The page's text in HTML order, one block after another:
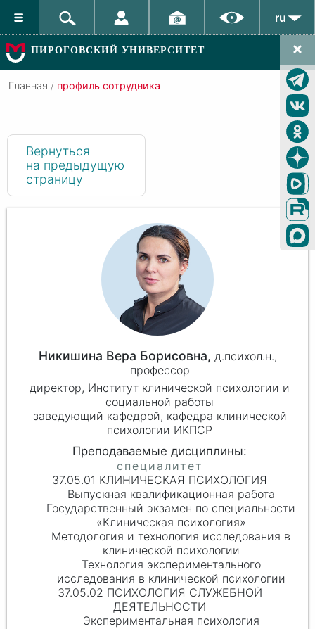
ru
ПИРОГОВСКИЙ УНИВЕРСИТЕТ
Главная / профиль сотрудника
Вернуться
на предыдущую
страницу
Никишина Вера Борисовна, д.психол.н.,
профессор
директор, Институт клинической психологии и
социальной работы
заведующий кафедрой, кафедра клинической
психологии ИКПСР
37.05.01 КЛИНИЧЕСКАЯ ПСИХОЛОГИЯ
Выпускная квалификационная работа
Государственный экзамен по специальности
«Клиническая психология»
Методология и технология исследования в
клинической психологии
Технология экспериментального
исследования в клинической психологии
37.05.02 ПСИХОЛОГИЯ СЛУЖЕБНОЙ
ДЕЯТЕЛЬНОСТИ
Экспериментальная психология